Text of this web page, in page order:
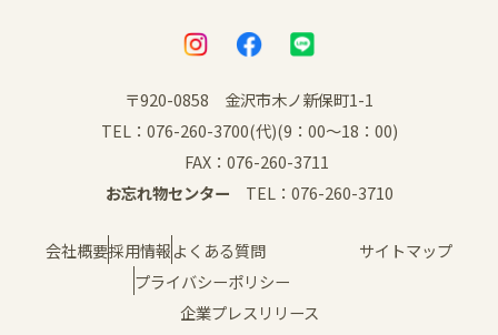
〒920-0858 金沢市木ノ新保町1-1
TEL：076-260-3700(代)(9：00～18：00)
FAX：076-260-3711
お忘れ物センター TEL：076-260-3710
会社概要採用情報よくある質問
サイトマップ
プライバシーポリシー
企業プレスリリース